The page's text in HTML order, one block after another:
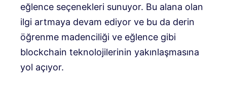
eğlence seçenekleri sunuyor. Bu alana olan
ilgi artmaya devam ediyor ve bu da derin
öğrenme madenciliği ve eğlence gibi
blockchain teknolojilerinin yakınlaşmasına
yol açıyor.